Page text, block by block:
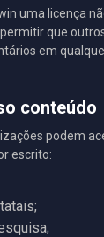
uma licença
que
em
conteúdo
podem
escrito: